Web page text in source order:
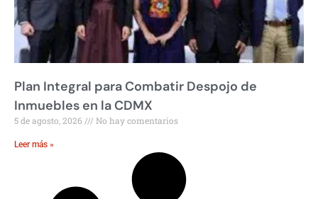
Plan Integral para Combatir Despojo de
Inmuebles en la CDMX
5 de agosto, 2026 No hay comentarios
Leer más »